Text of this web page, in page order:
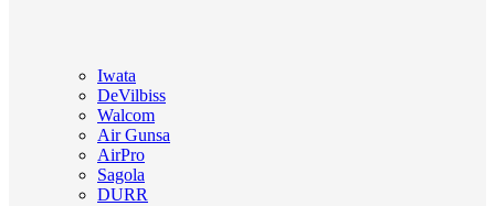
Iwata
DeVilbiss
Walcom
Air Gunsa
AirPro
Sagola
DURR